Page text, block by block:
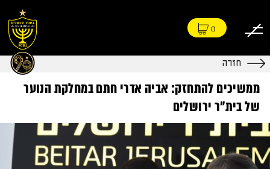
0
חזרה
ממשיכים להתחזק: אביה אדרי חתם במחלקת הנוער
של בית״ר ירושלים